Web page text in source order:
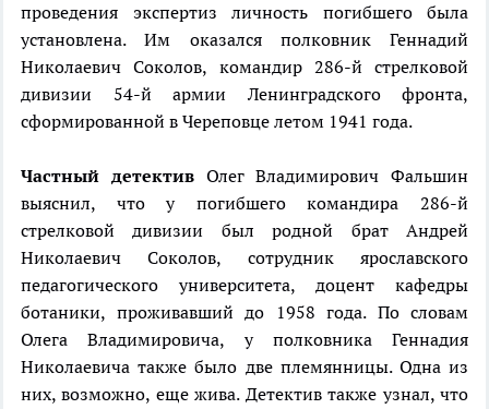
проведения экспертиз личность погибшего была
установлена. Им оказался полковник Геннадий
Николаевич Соколов, командир 286-й стрелковой
дивизии 54-й армии Ленинградского фронта,
сформированной в Череповце летом 1941 года.
Частный детективОлег Владимирович Фальшин
выяснил, что у погибшего командира 286-й
стрелковой дивизии был родной брат Андрей
Николаевич Соколов, сотрудник ярославского
педагогического университета, доцент кафедры
ботаники, проживавший до 1958 года. По словам
Олега Владимировича, у полковника Геннадия
Николаевича также было две племянницы. Одна из
них, возможно, еще жива. Детектив также узнал, что